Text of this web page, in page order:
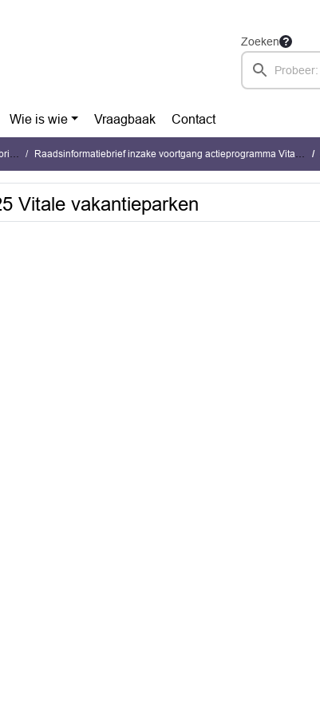
Zoeken
Wie is wie Vraagbaak Contact
Raadsinformatiebrief inzake voortgang actieprogramma Vitale vakantieparken
Vitale vakantieparken